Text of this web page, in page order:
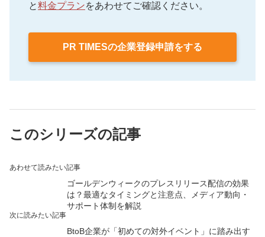
と料金プランをあわせてご確認ください。
PR TIMESの企業登録申請をする
このシリーズの記事
あわせて読みたい記事
ゴールデンウィークのプレスリリース配信の効果
は？最適なタイミングと注意点、メディア動向・
サポート体制を解説
次に読みたい記事
BtoB企業が「初めての対外イベント」に踏み出す